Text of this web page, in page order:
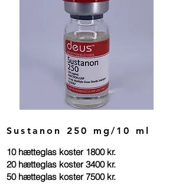
Sustanon 250 mg/10 ml
10 hætteglas koster 1800 kr.
20 hætteglas koster 3400 kr.
50 hætteglas koster 7500 kr.